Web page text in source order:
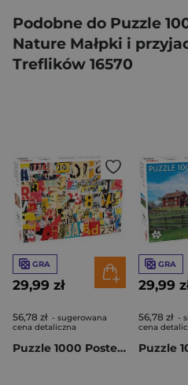
Podobne do Puzzle
Nature Małpki i
Treflików 16570
GRA
29,99 zł
56,78 zł - sugerowana
cena detaliczna
Puzzle 1000 Poster Collage Pattern 58268
GRA
29,99
56,78 zł -
cena